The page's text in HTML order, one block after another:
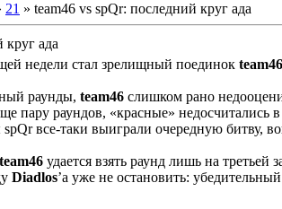
21 » team46 vs spQr: последний круг ада
круг ада
недели стал зрелищный поединок team46
раунды, team46 слишком рано
пару раундов, «красные» недосчитались
все-таки выиграли очередную битву,
team46 удается взять раунд лишь на третьей
Diadlos’a уже не остановить: